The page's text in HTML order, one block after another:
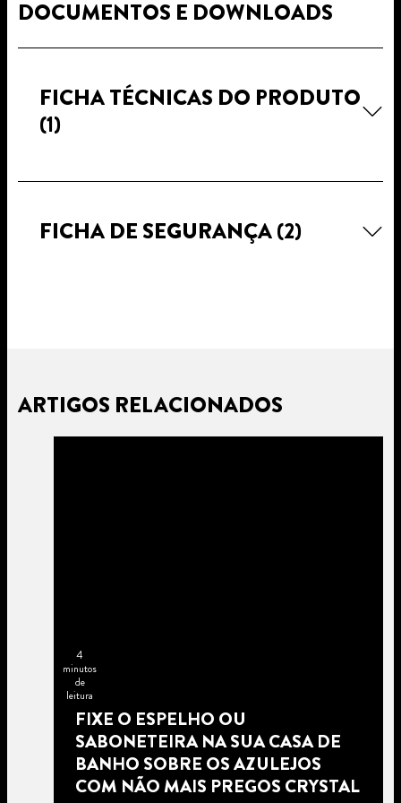
DOCUMENTOS E DOWNLOADS
FICHA TÉCNICAS DO PRODUTO
(1)
FICHA DE SEGURANÇA(2)
ARTIGOS RELACIONADOS
4
minutos
de
leitura
FIXE O ESPELHO OU
SABONETEIRA NA SUA CASA DE
BANHO SOBRE OS AZULEJOS
COM NÃO MAIS PREGOS CRYSTAL